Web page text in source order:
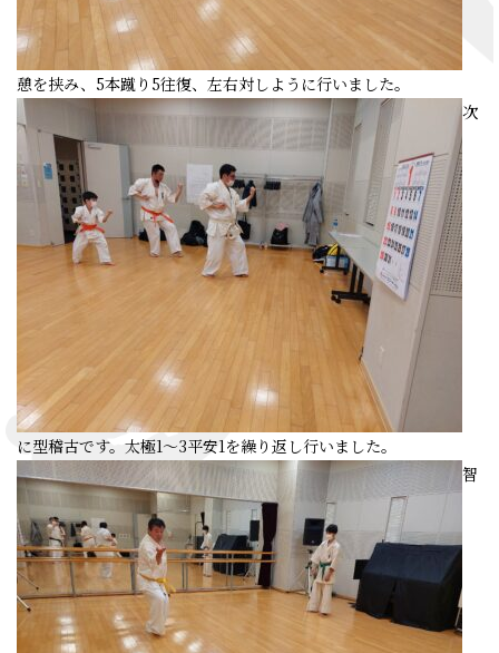
憩を挟み、5本蹴り5往復、左右対しように行いました。
次
に型稽古です。太極1～3平安1を繰り返し行いました。
智